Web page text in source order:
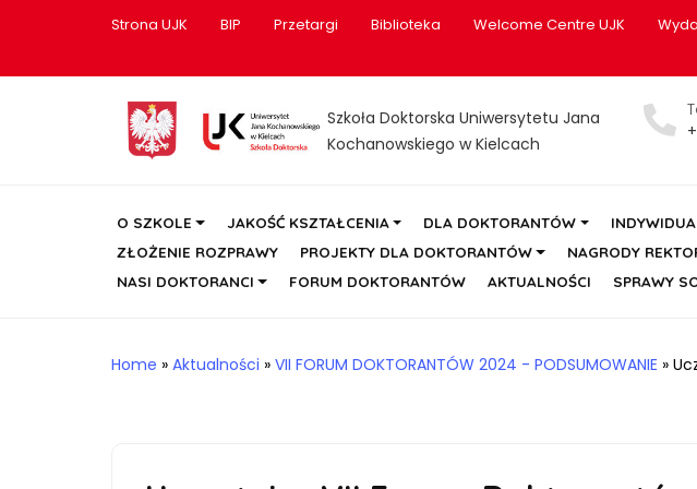
Strona UJK BIP Przetargi Biblioteka Welcome Centre UJK
Szkoła Doktorska Uniwersytetu Jana
Kochanowskiego w Kielcach
O SZKOLE JAKOŚĆ KSZTAŁCENIA DLA DOKTORANTÓW
ZŁOŻENIE ROZPRAWY
PROJEKTY DLA DOKTORANTÓW NAGRODY
NASI DOKTORANCI
FORUM DOKTORANTÓW AKTUALNOŚCI SPRAWY
Home » Aktualności » VII FORUM DOKTORANTÓW 2024 - PODSUMOWANIE »